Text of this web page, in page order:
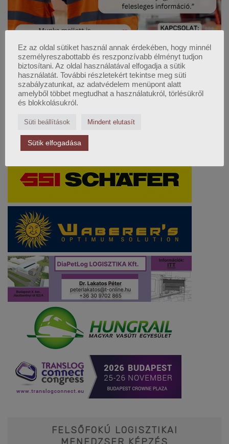
FELSŐFOKÚ LOGISZTIKAI
Ez az oldal sütiket használ annak érdekében, hogy minnél
személyreszabottabb és reszponzívabb élményt tudjon
biztosítani. Az oldal használatával elfogadja a sütik
használatát. További részletekért tekintse meg süti
szabályzatunkat, az adatvédelem menüpont alatt
amelyből többet megtudhat a használatukról, törlésükről
és blokkolásukról.
Süti beállítások Mindent elutasít
Sütik elfogadása